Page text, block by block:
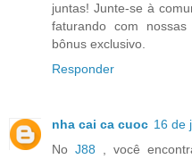
juntas! Junte-se à
faturando com
bônus exclusivo.
Responder
nha cai ca cuoc 16 de
NoJ88 , você